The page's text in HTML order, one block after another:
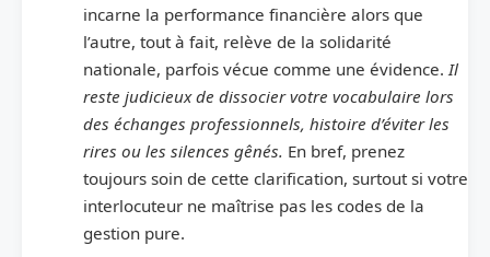
incarne la performance financière alors que
l’autre, tout à fait, relève de la solidarité
nationale, parfois vécue comme une évidence.Il
reste judicieux de dissocier votre vocabulaire lors
des échanges professionnels, histoire d’éviter les
rires ou les silences gênés. En bref, prenez
toujours soin de cette clarification, surtout si votre
interlocuteur ne maîtrise pas les codes de la
gestion pure.